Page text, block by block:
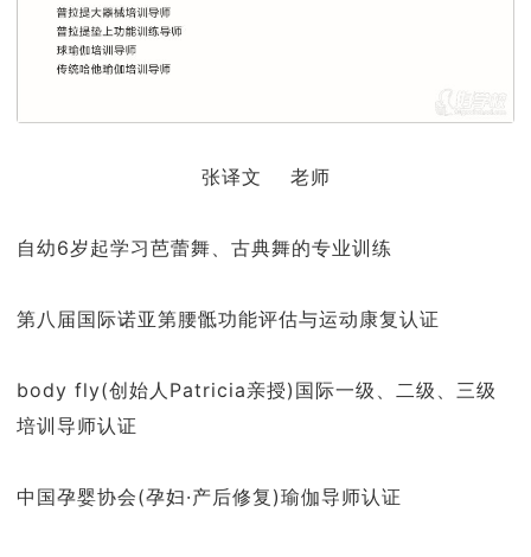
张译文 老师
自幼6岁起学习芭蕾舞、古典舞的专业训练
第八届国际诺亚第腰骶功能评估与运动康复认证
body fly(创始人Patricia亲授)国际一级、二级、三级
培训导师认证
中国孕婴协会(孕妇·产后修复)瑜伽导师认证